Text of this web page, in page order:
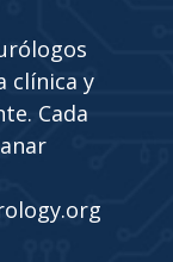
clínica y
Cada